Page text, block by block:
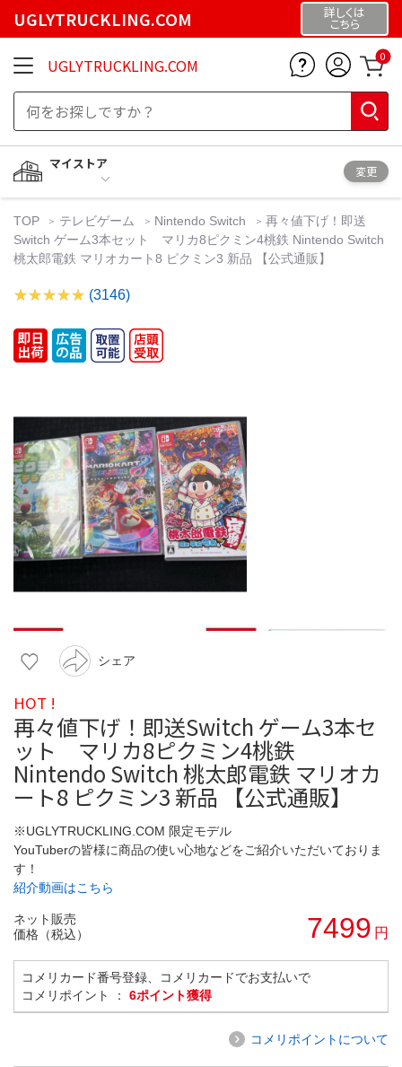
UGLYTRUCKLING.COM 詳しくは
こちら
UGLYTRUCKLING.COM 0
マイストア
変更
TOP テレビゲーム Nintendo Switch
再々値下げ！即送
Switch ゲーム3本セット マリカ8ピクミン4桃鉄 Nintendo Switch
桃太郎電鉄 マリオカート8 ピクミン3 新品 【公式通販】
(3146)
シェア
HOT !
再々値下げ！即送Switch ゲーム3本セ
ット マリカ8ピクミン4桃鉄
Nintendo Switch 桃太郎電鉄 マリオカ
ート8 ピクミン3 新品 【公式通販】
※UGLYTRUCKLING.COM 限定モデル
YouTuberの皆様に商品の使い心地などをご紹介いただいておりま
す！
紹介動画はこちら
ネット販売
価格（税込）
7499 円
コメリカード番号登録、コメリカードでお支払いで
コメリポイント ： 6ポイント獲得
コメリポイントについて